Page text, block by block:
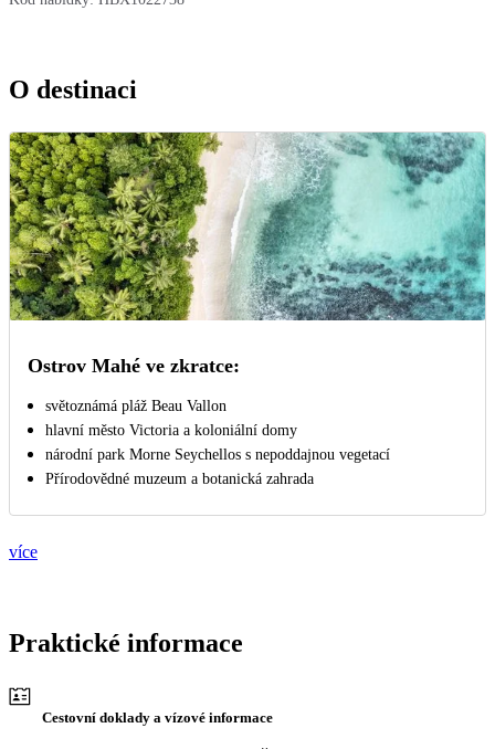
O destinaci
Ostrov Mahé ve zkratce:
světoznámá pláž Beau Vallon
hlavní město Victoria a koloniální domy
národní park Morne Seychellos s nepoddajnou vegetací
Přírodovědné muzeum a botanická zahrada
více
Praktické informace
Cestovní doklady a vízové informace